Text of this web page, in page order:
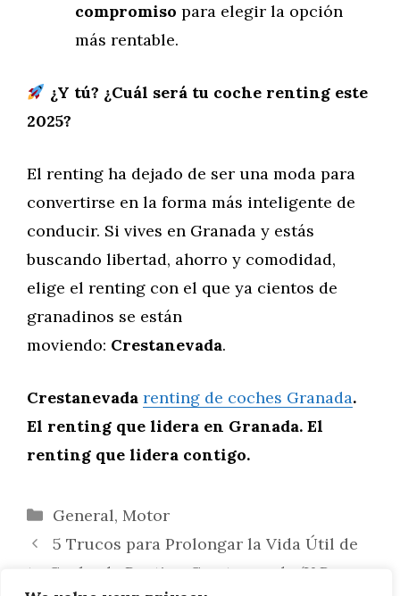
compromiso para elegir la opción
más rentable.
¿Y tú? ¿Cuál será tu coche renting este
2025?
El renting ha dejado de ser una moda para
convertirse en la forma más inteligente de
conducir. Si vives en Granada y estás
buscando libertad, ahorro y comodidad,
elige el renting con el que ya cientos de
granadinos se están
moviendo: Crestanevada.
Crestanevada renting de coches Granada.
El renting que lidera en Granada. El
renting que lidera contigo.
Categorías
General, Motor
5 Trucos para Prolongar la Vida Útil de
tu Coche de Renting Crestanevada (Y Por